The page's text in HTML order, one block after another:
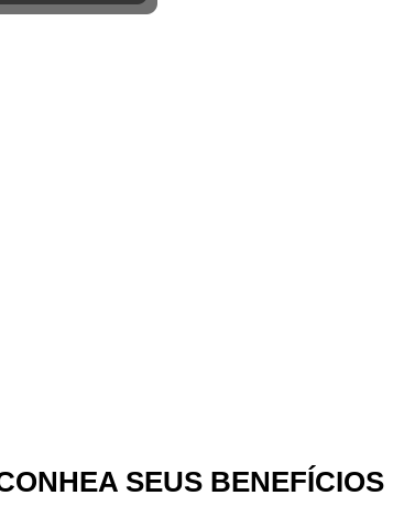
SEUS BENEFÍCIOS